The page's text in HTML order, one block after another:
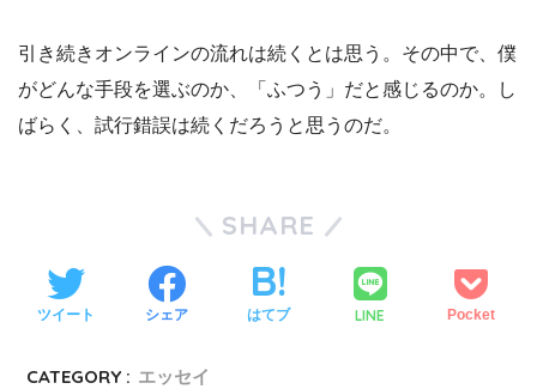
引き続きオンラインの流れは続くとは思う。その中で、僕
がどんな手段を選ぶのか、「ふつう」だと感じるのか。し
ばらく、試行錯誤は続くだろうと思うのだ。
SHARE
ツイート シェア はてブ LINE Pocket
CATEGORY : エッセイ